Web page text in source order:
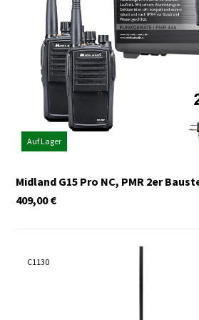
Auf Lager
Midland G15 Pro NC, PMR 2er
€
409,00
C1130